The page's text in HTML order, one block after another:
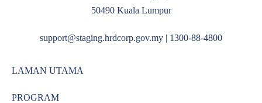
50490 Kuala Lumpur
support@staging.hrdcorp.gov.my | 1300-88-4800
LAMAN UTAMA
PROGRAM